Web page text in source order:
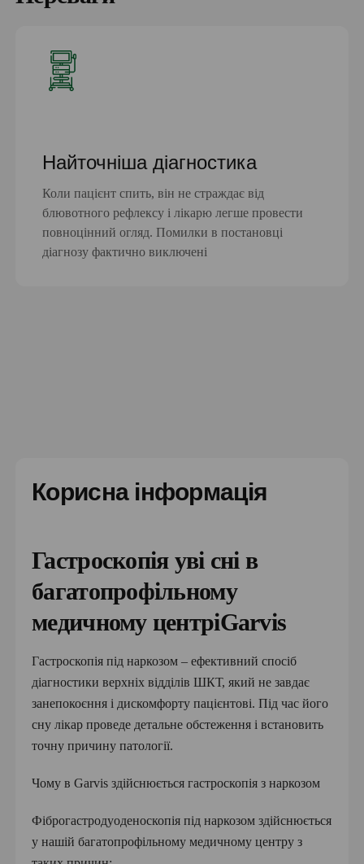
Найточніша діагностика
Коли пацієнт спить, він не страждає від
блювотного рефлексу і лікарю легше провести
повноцінний огляд. Помилки в постановці
діагнозу фактично виключені
Корисна інформація
Гастроскопія уві сні в
багатопрофільному
медичному центріGarvis
Гастроскопія під наркозом – ефективний спосіб
діагностики верхніх відділів ШКТ, який не завдає
занепокоєння і дискомфорту пацієнтові. Під час його
сну лікар проведе детальне обстеження і встановить
точну причину патології.
Чому в Garvis здійснюється гастроскопія з наркозом
Фіброгастродуоденоскопія під наркозом здійснюється
у нашій багатопрофільному медичному центру з